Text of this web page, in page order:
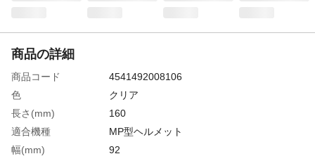
商品の詳細
商品コード
4541492008106
色
クリア
長さ(mm)
160
適合機種
MP型ヘルメット
幅(mm)
92